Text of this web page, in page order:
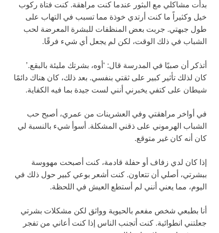
بدأت مشاكلي مع البثور عندما كنت مراهقة. كنت فتاة ركوب
خيل وكثيراً ما كنت أرتدي خوذة مما تسبب في التهاب على
طول جبهتي. جربت بعض المنظفات للبشرة المعرضة لحب
الشباب في ذلك الوقت، لكن لم يجعل أي شيء فرقًا.
أتذكر أن صبيًا في المدرسة قال: ‘أوه، بشرتك مليئة بالبقع.’
كان لذلك تأثير كبير على ثقتي بنفسي. بعد ذلك، كان هناك دائمًا
شيطان على كتفي يخبرني أنني لست جيدة بما فيه الكفاية.
في أواخر مراهقتي وفي العشرينات من عمري، أصبح حب
الشباب الهرموني على ذقني المشكلة. أسوأ شيء بالنسبة لي
كان أنه كان غير متوقع.
إذا كان لدي زفاف أو حفلة قادمة، كنت أصبحت مهووسة
ببشرتي، أصلي أن تتعاون. كنت أشعر بوعي كبير حول ذلك في
اليوم، مما يعني أنني لم أستطع العيش في اللحظة.
أنا بطبعي شخص مفعم بالحيوية وواثق لكن مشكلات بشرتي
جعلتني انطوائية. كنت أتجنب الناس إذا كنت أعاني من تفجر